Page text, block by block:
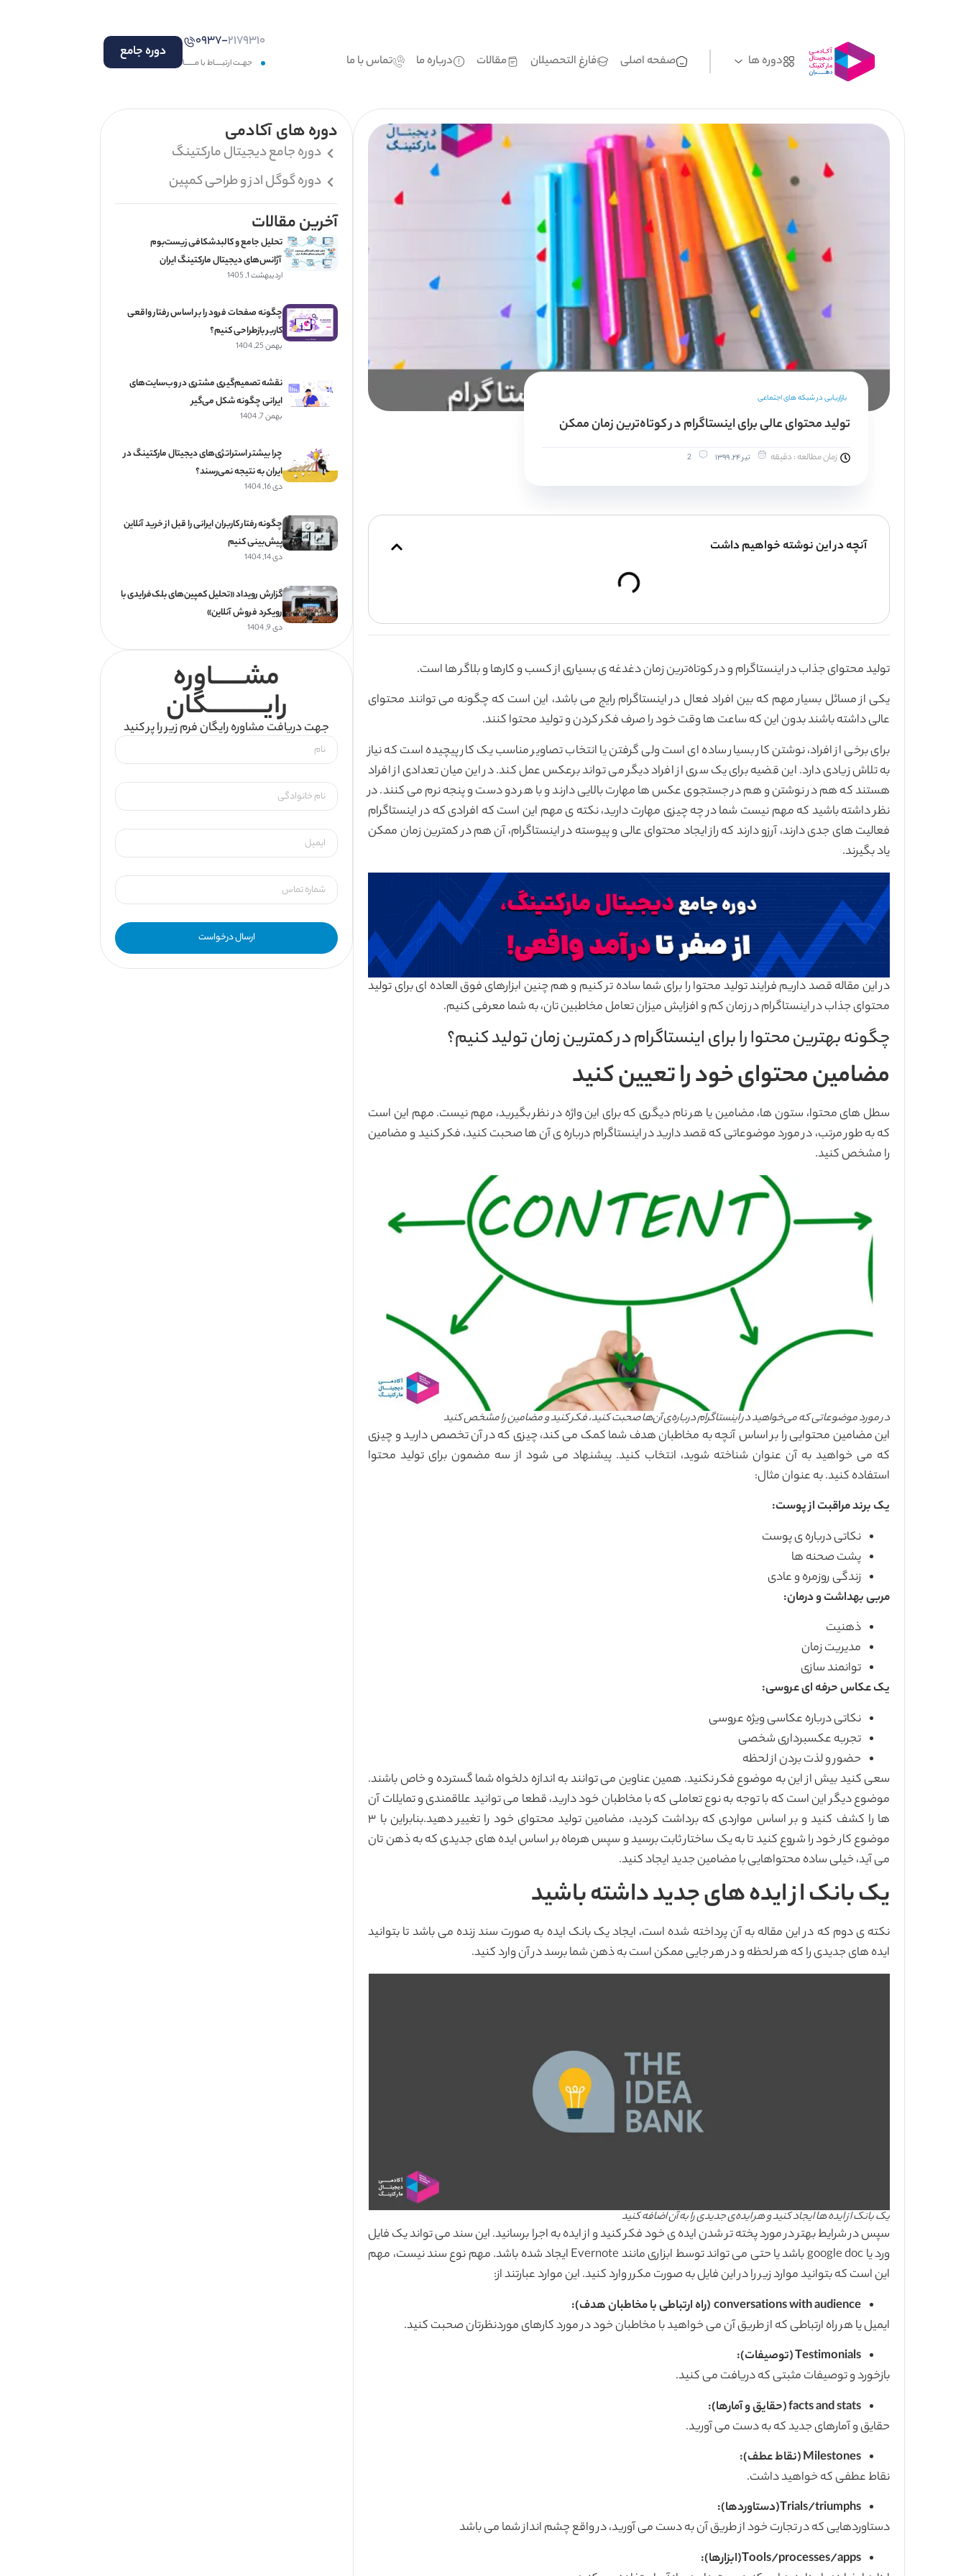
دوره ها صفحه اصلی فارغ التحصیلان مقالات درباره ما تماس با ما
۰۹۳۷-۲۱۷۹۳۱۰
جهــت ارتبـــــاط با مـــــــا
دوره جامع
بازاریابی در شبکه های اجتماعی
تولید محتوای عالی برای اینستاگرام در کوتاه‌ترین زمان ممکن
زمان مطالعه : دقیقه تیر ۲۴, ۱۳۹۹ 2
آنچه در این نوشته خواهیم داشت
تولید محتوای جذاب در اینستاگرام و در کوتاه‌ترین زمان دغدغه ی بسیاری از کسب و کارها و بلاگر ها است.
یکی از مسائل بسیار مهم که بین افراد فعال در اینستاگرام رایج می باشد، این است که چگونه می توانند محتوای
عالی داشته باشند بدون این که ساعت ها وقت خود را صرف فکر کردن و تولید محتوا کنند.
برای برخی از افراد، نوشتن کار بسیار ساده ای است ولی گرفتن یا انتخاب تصاویر مناسب یک کار پیچیده است که نیاز
به تلاش زیادی دارد. این قضیه برای یک سری از افراد دیگر می تواند برعکس عمل کند. در این میان تعدادی از افراد
هستند که هم در نوشتن و هم در جستجوی عکس ها مهارت بالایی دارند و با هر دو دست و پنجه نرم می کنند. در
نظر داشته باشید که مهم نیست شما در چه چیزی مهارت دارید، نکته ی مهم این است که افرادی که در اینستاگرام
فعالیت های جدی دارند، آرزو دارند که راز ایجاد محتوای عالی و پیوسته در اینستاگرام، آن هم در کمترین زمان ممکن
یاد بگیرند.
در این مقاله قصد داریم فرایند تولید محتوا را برای شما ساده تر کنیم و هم چنین ابزارهای فوق العاده ای برای تولید
محتوای جذاب در اینستاگرام در زمان کم و افزایش میزان تعامل مخاطبین تان، به شما معرفی کنیم.
چگونه بهترین محتوا را برای اینستاگرام در کمترین زمان تولید کنیم؟
مضامین محتوای خود را تعیین کنید
سطل های محتوا، ستون ها، مضامین یا هر نام دیگری که برای این واژه در نظر بگیرید، مهم نیست. مهم این است
که به طور مرتب، در مورد موضوعاتی که قصد دارید در اینستاگرام درباره ی آن ها صحبت کنید، فکر کنید و مضامین
را مشخص کنید.
در مورد موضوعاتی که می‌خواهید در اینستاگرام درباره‌ی آن‌ها صحبت کنید، فکر کنید و مضامین را مشخص کنید
این مضامین محتوایی را بر اساس آنچه به مخاطبان هدف شما کمک می کند، چیزی که در آن تخصص دارید و چیزی
که می خواهید به آن عنوان شناخته شوید، انتخاب کنید. پیشنهاد می شود از سه مضمون برای تولید محتوا
استفاده کنید. به عنوان مثال:
یک برند مراقبت از پوست:
نکاتی درباره ی پوست
پشت صحنه ها
زندگی روزمره و عادی
مربی بهداشت و درمان:
ذهنیت
مدیریت زمان
توانمند سازی
یک عکاس حرفه ای عروسی:
نکاتی درباره عکاسی ویژه عروسی
تجربه عکسبرداری شخصی
حضور و لذت بردن از لحظه
سعی کنید بیش از این به موضوع فکر نکنید. همین عناوین می توانند به اندازه دلخواه شما گسترده و خاص باشند.
موضوع دیگر این است که با توجه به نوع تعاملی که با مخاطبان خود دارید، قطعا می توانید علاقمندی و تمایلات آن
ها را کشف کنید و بر اساس مواردی که برداشت کردید، مضامین تولید محتوای خود را تغییر دهید.بنابراین با ۳
موضوع کار خود را شروع کنید تا به یک ساختار ثابت برسید و سپس هرماه بر اساس ایده های جدیدی که به ذهن تان
می آید، خیلی ساده محتواهایی با مضامین جدید ایجاد کنید.
یک بانک از ایده های جدید داشته باشید
نکته ی دوم که در این مقاله به آن پرداخته شده است، ایجاد یک بانک ایده به صورت سند زنده می باشد تا بتوانید
ایده های جدیدی را که هر لحظه و در هر جایی ممکن است به ذهن شما برسد در آن وارد کنید.
یک بانک از ایده ها ایجاد کنید و هر ایده‌ی جدیدی را به آن اضافه کنید
سپس در شرایط بهتر در مورد پخته تر شدن ایده ی خود فکر کنید و از ایده به اجرا برسانید. این سند می تواند یک فایل
ورد یا google doc باشد یا حتی می تواند توسط ابزاری مانند Evernote ایجاد شده باشد. مهم نوع سند نیست، مهم
این است که بتوانید موارد زیر را در این فایل به صورت مکرر وارد کنید. این موارد عبارتند از:
conversations with audience(راه ارتباطی با مخاطبان هدف):
ایمیل یا هر راه ارتباطی که از طریق آن می خواهید با مخاطبان خود در مورد کارهای موردنظرتان صحبت کنید.
Testimonials(توصیفات):
بازخورد و توصیفات مثبتی که دریافت می کنید.
facts and stats(حقایق و آمارها):
حقایق و آمارهای جدید که به دست می آورید.
Milestones(نقاط عطف):
نقاط عطفی که خواهید داشت.
Trials/triumphs(دستاوردها):
دستاوردهایی که در تجارت خود از طریق آن به دست می آورید، در واقع چشم انداز شما می باشد
Tools/processes/apps(ابزارها):
دوره های آکادمی
دوره جامع دیجیتال مارکتینگ
دوره گوگل ادز و طراحی کمپین
آخرین مقالات
تحلیل جامع و کالبدشکافی زیست‌بوم
آژانس‌های دیجیتال مارکتینگ ایران
اردیبهشت 1, 1405
چگونه صفحات فرود را بر اساس رفتار واقعی
کاربر بازطراحی کنیم؟
بهمن 25, 1404
نقشه تصمیم‌گیری مشتری در وب‌سایت‌های
ایرانی چگونه شکل می‌گیر
بهمن 7, 1404
چرا بیشتر استراتژی‌های دیجیتال مارکتینگ در
ایران به نتیجه نمی‌رسند؟
دی 16, 1404
چگونه رفتار کاربران ایرانی را قبل از خرید آنلاین
پیش‌بینی کنیم
دی 14, 1404
گزارش رویداد «تحلیل کمپین‌های بلک‌فرایدی با
رویکرد فروش آنلاین»
دی 9, 1404
مشــــــاوره
رایـــــــــــگان
جهت دریافت مشاوره رایگان فرم زیر را پر کنید
ارسال درخواست